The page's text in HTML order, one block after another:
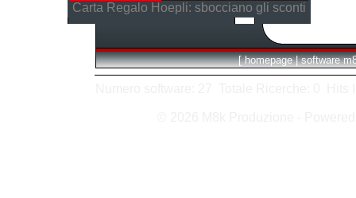
Carta Regalo Hoepli: sbocciano gli sconti
[ homepage | software